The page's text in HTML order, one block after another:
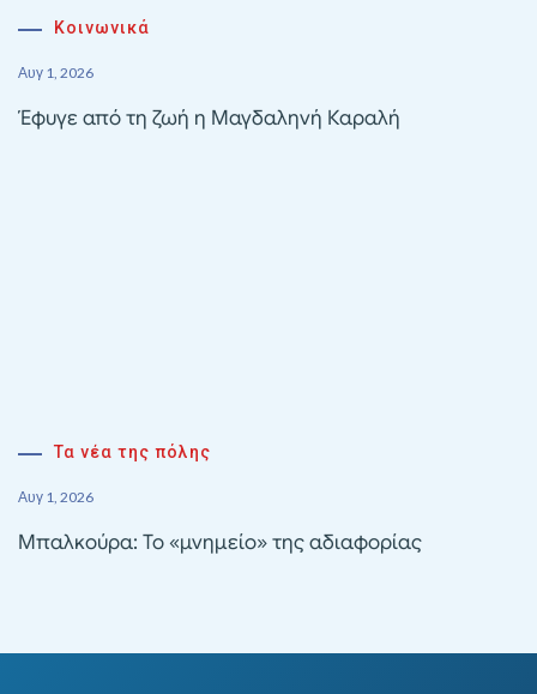
Κοινωνικά
Αυγ 1, 2026
Έφυγε από τη ζωή η Μαγδαληνή Καραλή
Τα νέα της πόλης
Αυγ 1, 2026
Μπαλκούρα: Το «μνημείο» της αδιαφορίας